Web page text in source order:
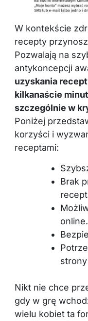
W kontekście
recepty
Pozwalają na
antykoncepcji
uzyskania
kilkanaście
szczególnie w
Poniżej
korzyści i
receptami:
Brak
online.
Nikt nie chce
gdy w grę
wielu kobiet ta